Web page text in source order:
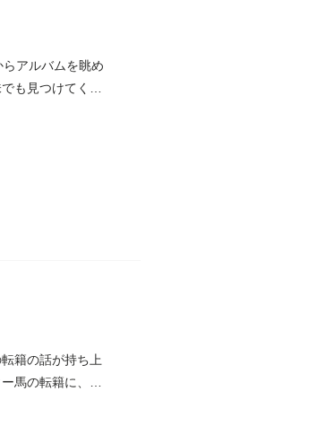
アルバムを眺め
も見つけてくれ
籍の話が持ち上
馬の転籍に、周